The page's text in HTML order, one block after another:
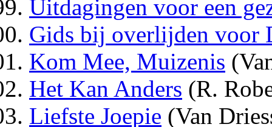
Uitdagingen voor een
Gids bij overlijden voor
Kom Mee, Muizenis
Het Kan Anders (R.
Liefste Joepie (Van